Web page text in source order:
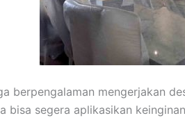
berpengalaman mengerjakan
bisa segera aplikasikan